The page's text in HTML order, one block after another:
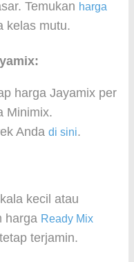
Temukan harga
kelas mutu.
harga Jayamix per
Minimix.
Anda di sini.
kecil atau
harga Ready Mix
terjamin.